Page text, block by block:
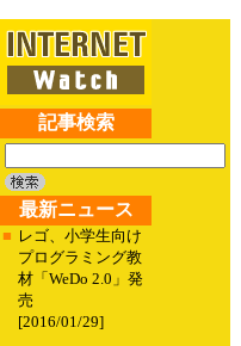
記事検索
最新ニュース
■ レゴ、小学生向け
プログラミング教
材「WeDo 2.0」発
売
[2016/01/29]